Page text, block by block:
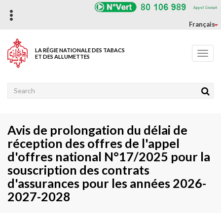
contenu
Français
LA RÉGIE NATIONALE DES TABACS
ET DES ALLUMETTES
Rechercher
Avis de prolongation du délai de
réception des offres de l'appel
d'offres national N°17/2025 pour la
souscription des contrats
d'assurances pour les années 2026-
2027-2028